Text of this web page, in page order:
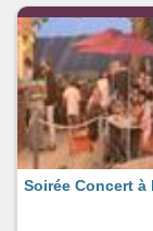
Soirée Concert à